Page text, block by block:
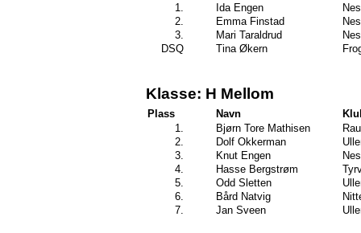
1.
Ida Engen
2.
Emma Finstad
3.
Mari Taraldrud
DSQ
Tina Økern
Klasse: H Mellom
Plass Navn
1.
Bjørn Tore Mathisen
2.
Dolf Okkerman
3.
Knut Engen
4.
Hasse Bergstrøm
5.
Odd Sletten
6.
Bård Natvig
7.
Jan Sveen